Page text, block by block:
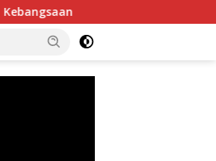
Korem 052/Wijayakrama